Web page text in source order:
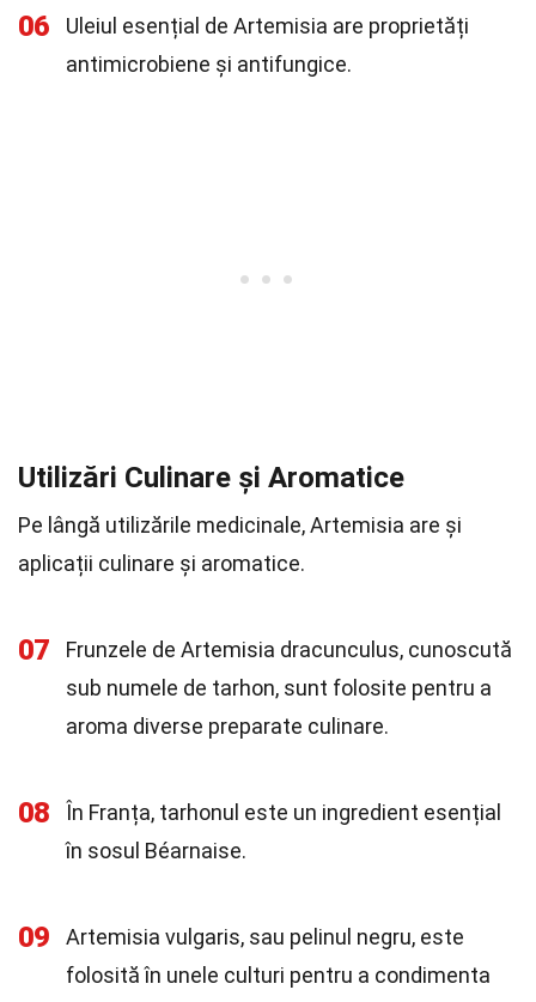
06
Uleiul esențial de Artemisia are proprietăți
antimicrobiene și antifungice.
Utilizări Culinare și Aromatice
Pe lângă utilizările medicinale, Artemisia are și
aplicații culinare și aromatice.
07
Frunzele de Artemisia dracunculus, cunoscută
sub numele de tarhon, sunt folosite pentru a
aroma diverse preparate culinare.
08
În Franța, tarhonul este un ingredient esențial
în sosul Béarnaise.
09
Artemisia vulgaris, sau pelinul negru, este
folosită în unele culturi pentru a condimenta